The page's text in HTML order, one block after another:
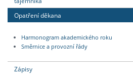
Opatření děkana
Harmonogram akademického roku
Směrnice a provozní řády
Zápisy